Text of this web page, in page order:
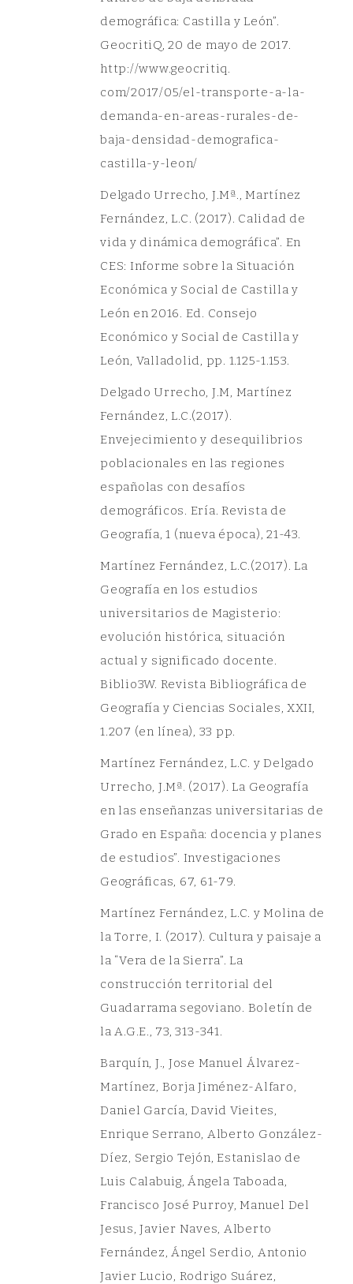
demográfica: Castilla y León”.
GeocritiQ, 20 de mayo de 2017.
http://www.geocritiq.
com/2017/05/el-transporte-a-la-
demanda-en-areas-rurales-de-
baja-densidad-demografica-
castilla-y-leon/
Delgado Urrecho, J.Mª., Martínez
Fernández, L.C. (2017). Calidad de
vida y dinámica demográfica”. En
CES: Informe sobre la Situación
Económica y Social de Castilla y
León en 2016. Ed. Consejo
Económico y Social de Castilla y
León, Valladolid, pp. 1.125-1.153.
Delgado Urrecho, J.M, Martínez
Fernández, L.C.(2017).
Envejecimiento y desequilibrios
poblacionales en las regiones
españolas con desafíos
demográficos. Ería. Revista de
Geografía, 1 (nueva época), 21-43.
Martínez Fernández, L.C.(2017). La
Geografía en los estudios
universitarios de Magisterio:
evolución histórica, situación
actual y significado docente.
Biblio3W. Revista Bibliográfica de
Geografía y Ciencias Sociales, XXII,
1.207 (en línea), 33 pp.
Martínez Fernández, L.C. y Delgado
Urrecho, J.Mª. (2017). La Geografía
en las enseñanzas universitarias de
Grado en España: docencia y planes
de estudios”. Investigaciones
Geográficas, 67, 61-79.
Martínez Fernández, L.C. y Molina de
la Torre, I. (2017). Cultura y paisaje a
la “Vera de la Sierra”. La
construcción territorial del
Guadarrama segoviano. Boletín de
la A.G.E., 73, 313-341.
Barquín, J., Jose Manuel Álvarez-
Martínez, Borja Jiménez-Alfaro,
Daniel García, David Vieites,
Enrique Serrano, Alberto González-
Díez, Sergio Tejón, Estanislao de
Luis Calabuig, Ángela Taboada,
Francisco José Purroy, Manuel Del
Jesus, Javier Naves, Alberto
Fernández, Ángel Serdio, Antonio
Javier Lucio, Rodrigo Suárez,